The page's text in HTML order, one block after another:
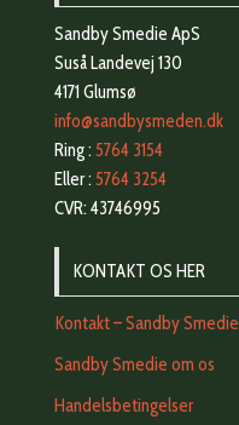
Sandby Smedie ApS
Suså Landevej 130
4171 Glumsø
info@sandbysmeden.dk
Ring : 5764 3154
Eller : 5764 3254
CVR: 43746995
KONTAKT OS HER
Kontakt – Sandby Smedie
Sandby Smedie om os
Handelsbetingelser